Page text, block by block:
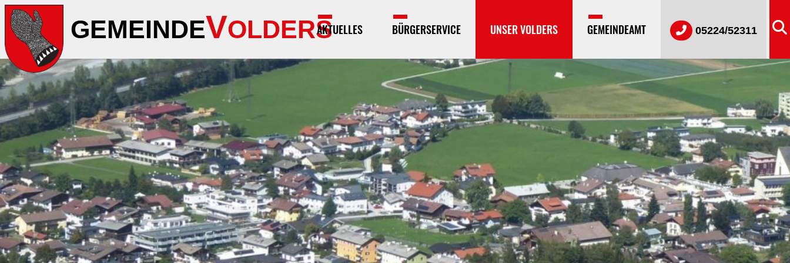
GEMEINDEVOLDERSAKTUELLES BÜRGERSERVICE UNSER VOLDERS GEMEINDEAMT 05224/52311